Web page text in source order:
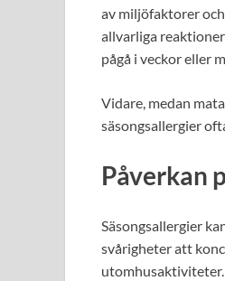
av miljöfaktorer
allvarliga
pågå i veckor eller
Vidare, medan
säsongsallergier
Påverkan
Säsongsallergier
svårigheter att
utomhusaktiviteter.